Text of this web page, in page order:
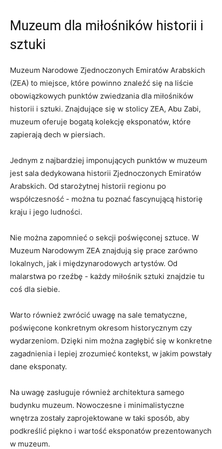
Muzeum dla​ miłośników⁣ historii i
sztuki
Muzeum Narodowe Zjednoczonych Emiratów Arabskich⁣
(ZEA) to miejsce, które ​powinno znaleźć się‌ na liście
obowiązkowych punktów zwiedzania ‌dla miłośników
historii⁣ i sztuki. Znajdujące się w stolicy ZEA, ⁤Abu ⁢Zabi,
muzeum oferuje bogatą kolekcję eksponatów, które
zapierają dech ⁣w piersiach.
Jednym z najbardziej imponujących punktów w muzeum
jest ​sala dedykowana⁣ historii Zjednoczonych ⁤Emiratów
Arabskich. Od starożytnej​ historii⁣ regionu po
współczesność ‌- można ​tu poznać‍ fascynującą historię
kraju i jego ludności.
Nie można zapomnieć⁢ o sekcji poświęconej sztuce. W⁣
Muzeum Narodowym ‍ZEA znajdują się prace zarówno
lokalnych, ⁣jak i ​międzynarodowych ​artystów. Od
malarstwa ‍po rzeźbę -​ każdy miłośnik sztuki ​znajdzie tu⁢
coś dla siebie.
Warto również zwrócić‌ uwagę na sale tematyczne,⁢
poświęcone ‌konkretnym‍ okresom historycznym czy
wydarzeniom.⁣ Dzięki nim ⁤można zagłębić się w konkretne
zagadnienia i ‌lepiej zrozumieć kontekst,⁢ w jakim​ powstały
dane eksponaty.
Na⁤ uwagę ‌zasługuje również architektura samego
budynku muzeum. ⁢Nowoczesne ‌i minimalistyczne
wnętrza zostały zaprojektowane w taki sposób, aby
⁢podkreślić⁣ piękno ⁣i wartość eksponatów ‌prezentowanych
w muzeum.